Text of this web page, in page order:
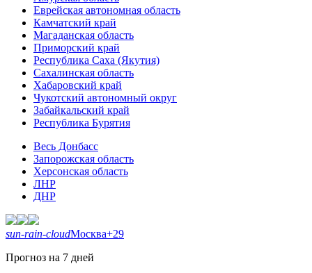
Еврейская автономная область
Камчатский край
Магаданская область
Приморский край
Республика Саха (Якутия)
Сахалинская область
Хабаровский край
Чукотский автономный округ
Забайкальский край
Республика Бурятия
Весь Донбасс
Запорожская область
Херсонская область
ЛНР
ДНР
sun-rain-cloudМосква+29
Прогноз на 7 дней